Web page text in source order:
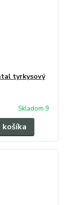
tyrkysový
Skladom 9
košíka